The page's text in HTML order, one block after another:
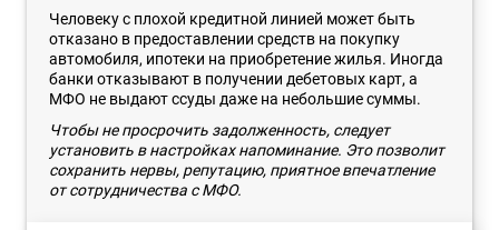
Человеку с плохой кредитной линией может быть
отказано в предоставлении средств на покупку
автомобиля, ипотеки на приобретение жилья. Иногда
банки отказывают в получении дебетовых карт, а
МФО не выдают ссуды даже на небольшие суммы.
Чтобы не просрочить задолженность, следует
установить в настройках напоминание. Это позволит
сохранить нервы, репутацию, приятное впечатление
от сотрудничества с МФО.